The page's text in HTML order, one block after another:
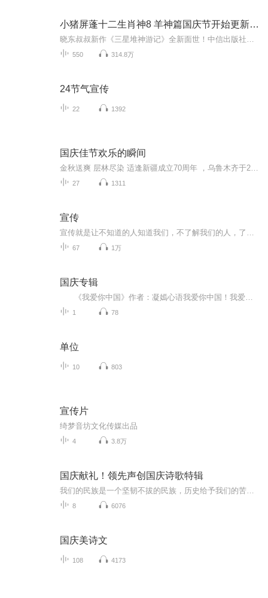
小猪屏蓬十二生肖神8 羊神篇国庆节开始更新啦！
550 314.8万
24节气宣传
22 1392
国庆佳节欢乐的瞬间
27 1311
宣传
67 1万
国庆专辑
1 78
单位
10 803
宣传片
绮梦音坊文化传媒出品
4 3.8万
国庆献礼！领先声创国庆诗歌特辑
8 6076
国庆美诗文
108 4173